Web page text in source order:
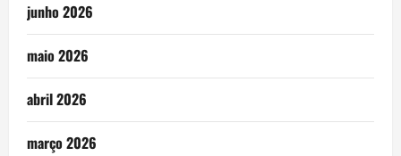
junho 2026
maio 2026
abril 2026
março 2026